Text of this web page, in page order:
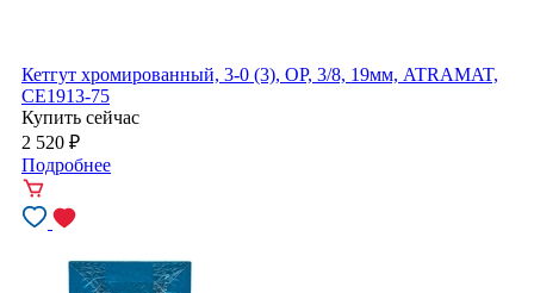
Кетгут хромированный, 3-0 (3), ОР, 3/8, 19мм, ATRAMAT,
CE1913-75
Купить сейчас
2 520 ₽
Подробнее